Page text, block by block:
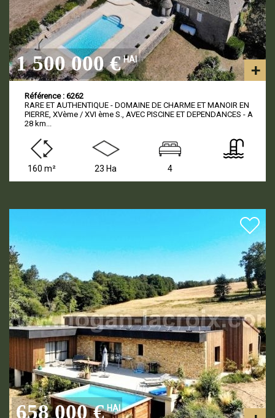
1 500 000 € HAI
Référence : 6262
RARE ET AUTHENTIQUE - DOMAINE DE CHARME ET MANOIR EN
PIERRE, XVème / XVI ème S., AVEC PISCINE ET DEPENDANCES - A
28 km...
160 m² 23 Ha 4
658 000 € HAI